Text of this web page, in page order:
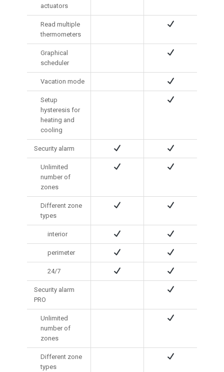
actuators
Read multiple
thermometers
Graphical
scheduler
Vacation mode
Setup
hysteresis for
heating and
cooling
Security alarm
Unlimited
number of
zones
Different zone
types
interior
perimeter
24/7
Security alarm
PRO
Unlimited
number of
zones
Different zone
types